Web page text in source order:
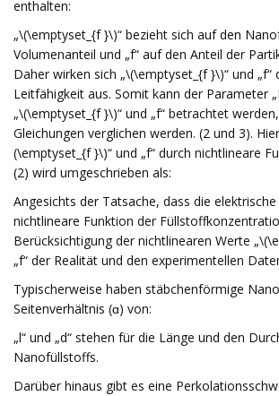
enthalten:
„\(\emptyset_{f }\)“ bezieht sich auf den
Volumenanteil und „f“ auf den Anteil der
Daher wirken sich „\(\emptyset_{f }\)“ und „f“
Leitfähigkeit aus. Somit kann der Parameter
„\(\emptyset_{f }\)“ und „f“ betrachtet
Gleichungen verglichen werden. (2 und 3).
(\emptyset_{f }\)“ und „f“ durch nichtlineare
(2) wird umgeschrieben als:
Angesichts der Tatsache, dass die
nichtlineare Funktion der
Berücksichtigung der nichtlinearen Werte
„f“ der Realität und den experimentellen
Typischerweise haben stäbchenförmige
Seitenverhältnis (ɑ) von:
„l“ und „d“ stehen für die Länge und den
Nanofüllstoffs.
Darüber hinaus gibt es eine